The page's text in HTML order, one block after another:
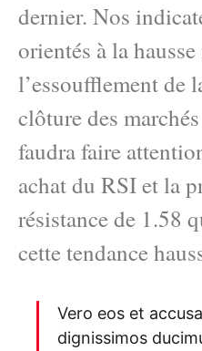
dernier. Nos
orientés à la
l’essoufflement de
clôture des
faudra faire
achat du RSI et la
résistance de 1.58
cette tendance
Vero eos et
dignissimos